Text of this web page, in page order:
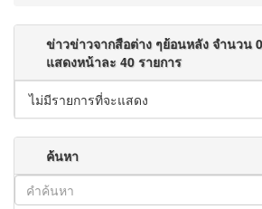
ข่าวข่าวจากสือต่าง ๆย้อนหลัง จำนวน
แสดงหน้าละ 40 รายการ
ไม่มีรายการที่จะแสดง
ค้นหา